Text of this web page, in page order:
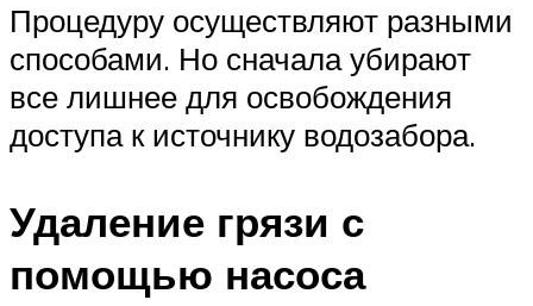
Процедуру осуществляют разными
способами. Но сначала убирают
все лишнее для освобождения
доступа к источнику водозабора.
Удаление грязи с
помощью насоса